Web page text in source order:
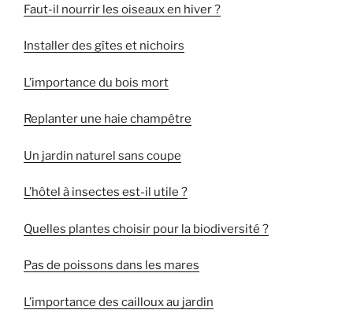
Faut-il nourrir les oiseaux en hiver ?
Installer des gîtes et nichoirs
L’importance du bois mort
Replanter une haie champêtre
Un jardin naturel sans coupe
L’hôtel à insectes est-il utile ?
Quelles plantes choisir pour la biodiversité ?
Pas de poissons dans les mares
L’importance des cailloux au jardin